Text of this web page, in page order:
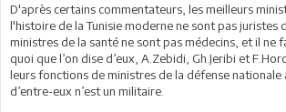
D'après certains commentateurs, les meilleurs
l'histoire de la Tunisie moderne ne sont pas juristes
ministres de la santé ne sont pas médecins, et il ne
quoi que l’on dise d’eux, A.Zebidi, Gh.Jeribi et
leurs fonctions de ministres de la défense nationale
d’entre-eux n’est un militaire.